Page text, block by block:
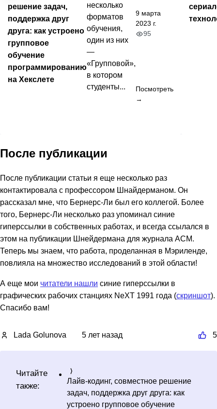
решение задач,
поддержка друг
друга: как устроено
групповое
обучение
программированию
на Хекслете
несколько
форматов
обучения,
один из них
—
«Групповой»,
в котором
студенты...
9 марта
2023 г.
95
Посмотреть
→
После публикации
После публикации статьи я еще несколько раз
контактировала с профессором Шнайдерманом. Он
рассказал мне, что Бернерс-Ли был его коллегой. Более
того, Бернерс-Ли несколько раз упоминал синие
гиперссылки в собственных работах, и всегда ссылался в
этом на публикации Шнейдермана для журнала ACM.
Теперь мы знаем, что работа, проделанная в Мэриленде,
повлияла на множество исследований в этой области!
А еще мои читатели нашли синие гиперссылки в
графических рабочих станциях NeXT 1991 года (скриншот).
Спасибо вам!
Lada Golunova 5 лет назад 5
Читайте
также:
Лайв-кодинг, совместное решение
задач, поддержка друг друга: как
устроено групповое обучение